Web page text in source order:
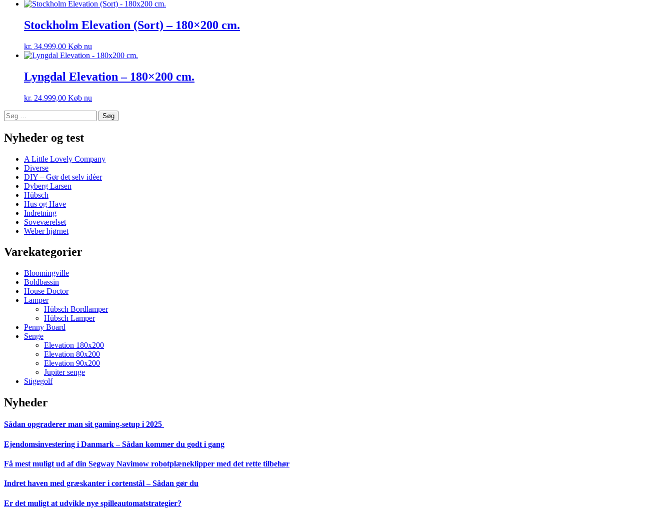
Stockholm Elevation (Sort) – 180×200 cm.
kr. 34.999,00 Køb nu
Lyngdal Elevation – 180×200 cm.
kr. 24.999,00 Køb nu
Søg
efter:
Nyheder og test
A Little Lovely Company
Diverse
DIY – Gør det selv idéer
Dyberg Larsen
Hübsch
Hus og Have
Indretning
Soveværelset
Weber hjørnet
Varekategorier
Bloomingville
Boldbassin
House Doctor
Lamper
Hübsch Bordlamper
Hübsch Lamper
Penny Board
Senge
Elevation 180x200
Elevation 80x200
Elevation 90x200
Jupiter senge
Stigegolf
Nyheder
Sådan opgraderer man sit gaming-setup i 2025
Ejendomsinvestering i Danmark – Sådan kommer du godt i gang
Få mest muligt ud af din Segway Navimow robotplæneklipper med det rette tilbehør
Indret haven med græskanter i cortenstål – Sådan gør du
Er det muligt at udvikle nye spilleautomatstrategier?